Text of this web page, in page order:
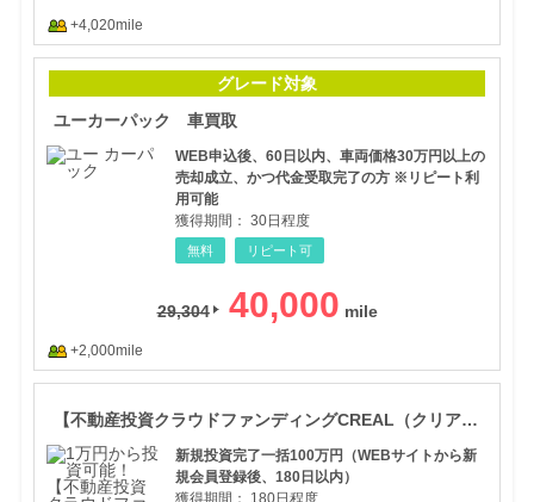
+4,020mile
グレード対象
ユーカーパック 車買取
WEB申込後、60日以内、車両価格30万円以上の
売却成立、かつ代金受取完了の方 ※リピート利
用可能
獲得期間： 30日程度
無料 リピート可
29,304 40,000
+2,000mile
【不動産投資クラウドファンディングCREAL（クリアル）】新規投資完了
新規投資完了一括100万円（WEBサイトから新
規会員登録後、180日以内）
獲得期間：
180日程度